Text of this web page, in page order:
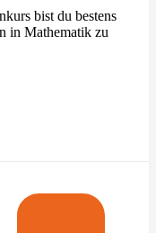
bist du bestens
in Mathematik zu